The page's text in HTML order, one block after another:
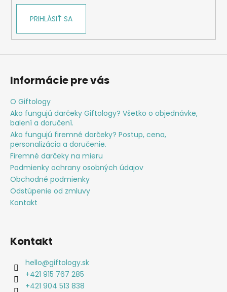
PRIHLÁSIŤ SA
Informácie pre vás
O Giftology
Ako fungujú darčeky Giftology? Všetko o objednávke,
balení a doručení.
Ako fungujú firemné darčeky? Postup, cena,
personalizácia a doručenie.
Firemné darčeky na mieru
Podmienky ochrany osobných údajov
Obchodné podmienky
Odstúpenie od zmluvy
Kontakt
Kontakt
hello@giftology.sk
+421 915 767 285
+421 904 513 838